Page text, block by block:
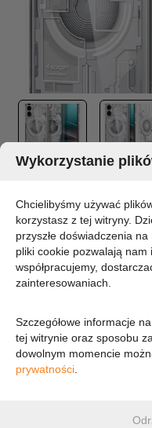
ETUI DO
ONE WHITE)
MARKA:
SPIGEN
DOSTĘPNOŚĆ:
101,68
Wykorzystanie
Chcielibyśmy używać
korzystasz z tej witryny.
przyszłe doświadczenia
pliki cookie pozwalają
współpracujemy,
zainteresowaniach.
Szczegółowe informacje
tej witrynie oraz sposobu
dowolnym momencie
prywatności